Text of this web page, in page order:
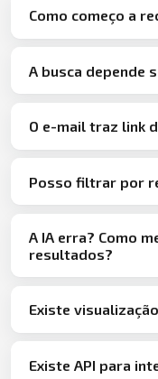
Como começo a
A busca depende
O e-mail traz link
Posso filtrar por
A IA erra? Como
resultados?
Existe
Existe API para